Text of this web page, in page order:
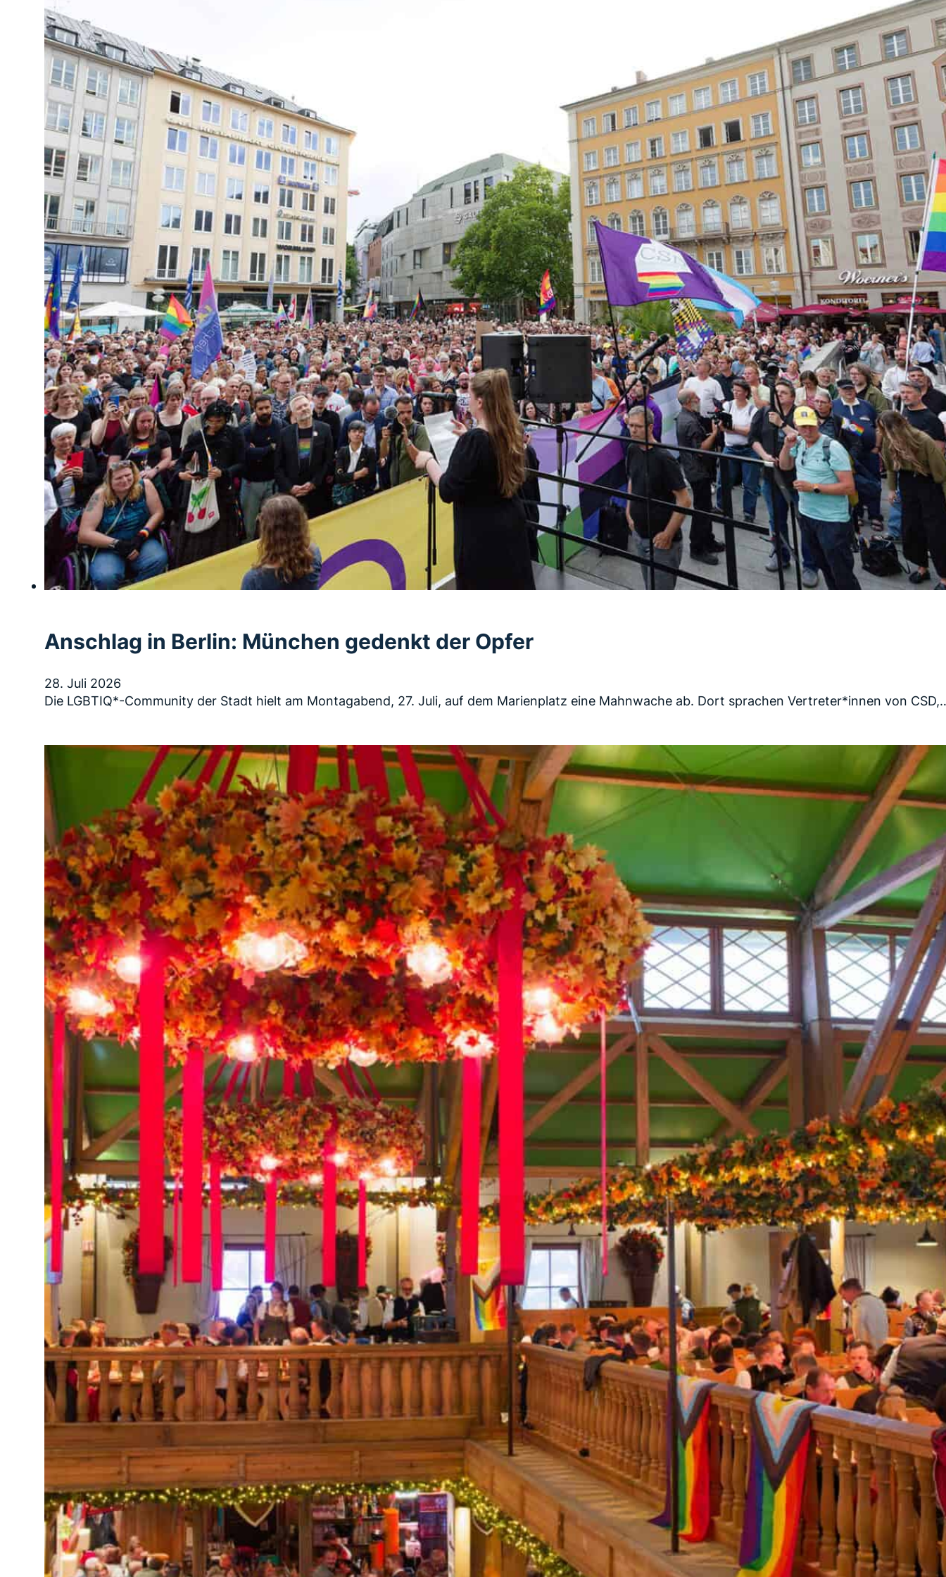
Anschlag in Berlin: München gedenkt der Opfer
28. Juli 2026
Die LGBTIQ*-Community der Stadt hielt am Montagabend, 27. Juli, auf dem Marienplatz eine Mahnwache ab. Dort sprachen Vertreter*innen von